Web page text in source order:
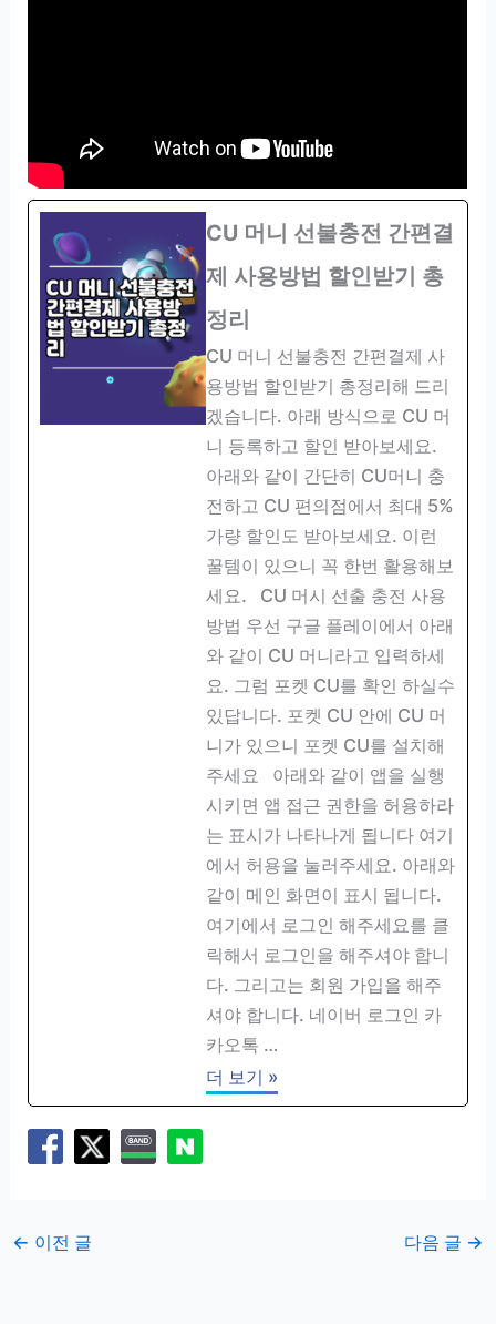
CU 머니 선불충전 간편결
제 사용방법 할인받기 총
정리
CU 머니 선불충전 간편결제 사
용방법 할인받기 총정리해 드리
겠습니다. 아래 방식으로 CU 머
니 등록하고 할인 받아보세요.
아래와 같이 간단히 CU머니 충
전하고 CU 편의점에서 최대 5%
가량 할인도 받아보세요. 이런
꿀템이 있으니 꼭 한번 활용해보
세요. CU 머시 선출 충전 사용
방법 우선 구글 플레이에서 아래
와 같이 CU 머니라고 입력하세
요. 그럼 포켓 CU를 확인 하실수
있답니다. 포켓 CU 안에 CU 머
니가 있으니 포켓 CU를 설치해
주세요 아래와 같이 앱을 실행
시키면 앱 접근 권한을 허용하라
는 표시가 나타나게 됩니다 여기
에서 허용을 눌러주세요. 아래와
같이 메인 화면이 표시 됩니다.
여기에서 로그인 해주세요를 클
릭해서 로그인을 해주셔야 합니
다. 그리고는 회원 가입을 해주
셔야 합니다. 네이버 로그인 카
카오톡 …
더 보기 »
← 이전 글 다음 글 →